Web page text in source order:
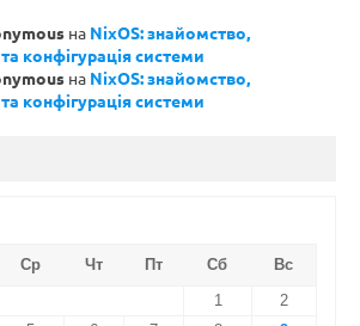
на NixOS: знайомство,
конфігурація системи
на NixOS: знайомство,
конфігурація системи
Ср Чт Пт Сб
Вс
1
2